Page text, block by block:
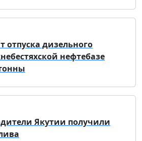
дизельного
нефтебазе
Якутии получили